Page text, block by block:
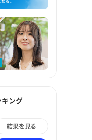
ング
結果を見る